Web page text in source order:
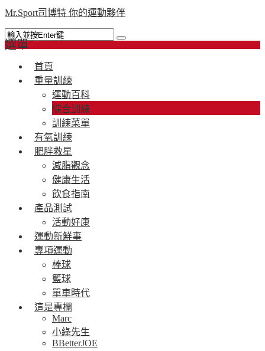
Mr.Sport司博特 你的運動夥伴
選單
首頁
重量訓練
運動百科
綜合訓練
訓練菜單
有氧訓練
肥胖救星
減脂觀念
健康生活
飲食指南
產品測試
活動好康
運動新鮮事
專項運動
棒球
籃球
單車時代
這是專欄
Marc
小綠先生
BBetterJOE